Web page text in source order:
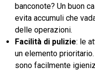
banconote? Un buon
evita accumuli che
delle operazioni.
Facilità di pulizie: le
un elemento
sono facilmente